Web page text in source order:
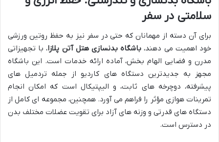
سلامتی در سفر
برای آن دسته از مهمانان که حتی در سفر نیز به حفظ روتین ورزشی
خود اهمیت می دهند، باشگاه بدنسازی هتل آتن پلازا، با تجهیزاتی
مدرن و فضایی الهام بخش، آماده ارائه خدمات است. این باشگاه
مجهز به جدیدترین دستگاه های کاردیو از جمله تردمیل های
پیشرفته، دوچرخه های ثابت، و الیپتیکال است که امکان انجام
تمرینات هوازی مؤثر را فراهم می آورد. همچنین، مجموعه ای کامل از
دستگاه های قدرتی و وزنه های آزاد برای تقویت عضلات مختلف بدن
در دسترس است.